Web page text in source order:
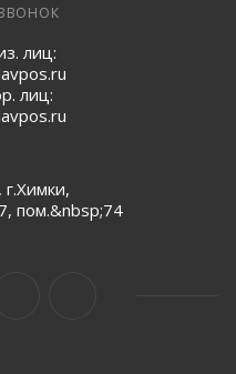
лиц:
лиц:
пом.&nbsp;74